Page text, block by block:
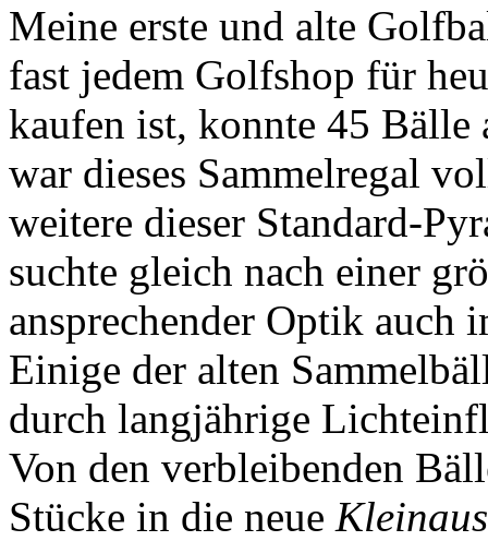
Meine erste und alte
fast jedem Golfshop für
kaufen ist, konnte 45 Bälle
war dieses Sammelregal
weitere dieser Standard-
suchte gleich nach einer
ansprechender Optik auch
Einige der alten
durch langjährige
Von den verbleibenden
Stücke in die neue